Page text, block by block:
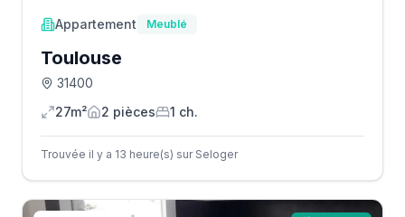
Appartement Meublé
Toulouse
31400
27m²
2 pièces 1 ch.
Trouvée il y a 13 heure(s) sur Seloger